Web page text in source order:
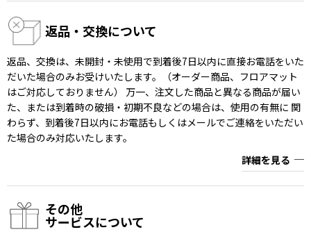
返品・交換について
返品、交換は、未開封・未使用で到着後7日以内に直接お電話をいた
だいた場合のみお受けいたします。（オーダー商品、フロアマット
はご対応しておりません） 万一、注文した商品と異なる商品が届い
た、または到着時の破損・初期不良などの場合は、使用の有無に 関
わらず、到着後7日以内にお電話もしくはメールでご連絡をいただい
た場合のみ対応いたします。
詳細を見る
その他
サービスについて